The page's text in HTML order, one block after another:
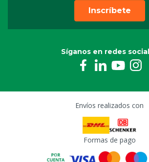
Inscríbete
Síganos en redes
Envíos realizados con
Formas de pago